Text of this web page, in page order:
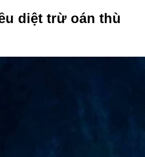
diệt trừ oán thù